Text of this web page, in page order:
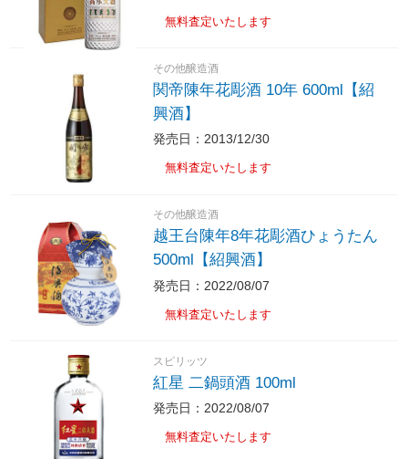
無料査定いたします
その他醸造酒
関帝陳年花彫酒 10年 600ml【紹
興酒】
発売日：2013/12/30
無料査定いたします
その他醸造酒
越王台陳年8年花彫酒ひょうたん
500ml【紹興酒】
発売日：2022/08/07
無料査定いたします
スピリッツ
紅星 二鍋頭酒 100ml
発売日：2022/08/07
無料査定いたします